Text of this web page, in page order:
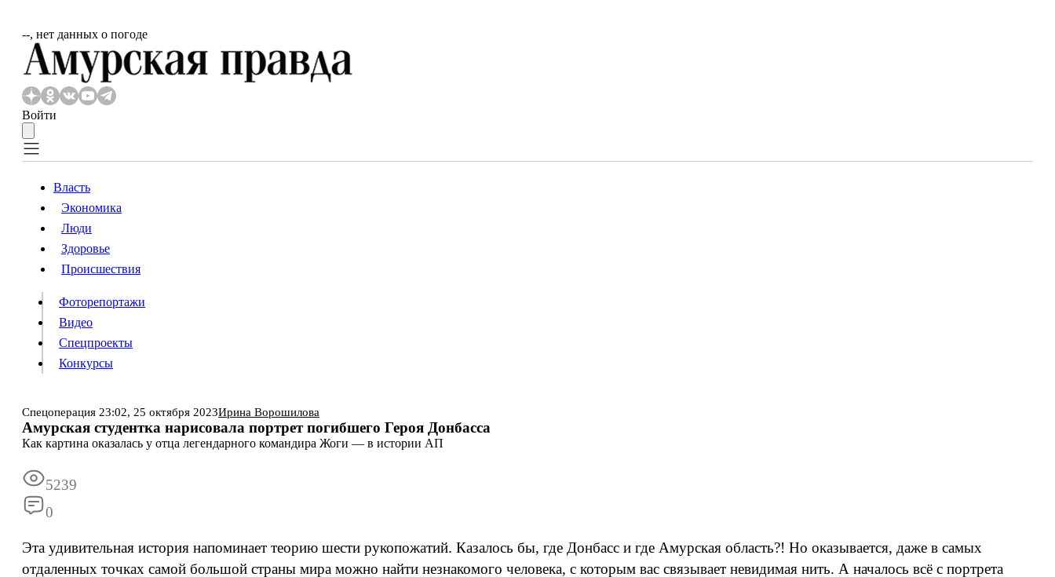
‐‐, нет данных о погоде
Войти
Власть
Происшествия
Видео
Конкурсы
Власть
Экономика
Люди
Здоровье
Происшествия
Фоторепортажи
Видео
Спецпроекты
Конкурсы
Спецоперация 23:02, 25 октября 2023Ирина Ворошилова
Амурская студентка нарисовала портрет погибшего Героя Донбасса
Как картина оказалась у отца легендарного командира Жоги — в истории АП
5239
0
Эта удивительная история напоминает теорию шести рукопожатий. Казалось бы, где Донбасс и где Амурская область?! Но оказывается, даже в самых
отдаленных точках самой большой страны мира можно найти незнакомого человека, с которым вас связывает невидимая нить. А началось всё с портрета